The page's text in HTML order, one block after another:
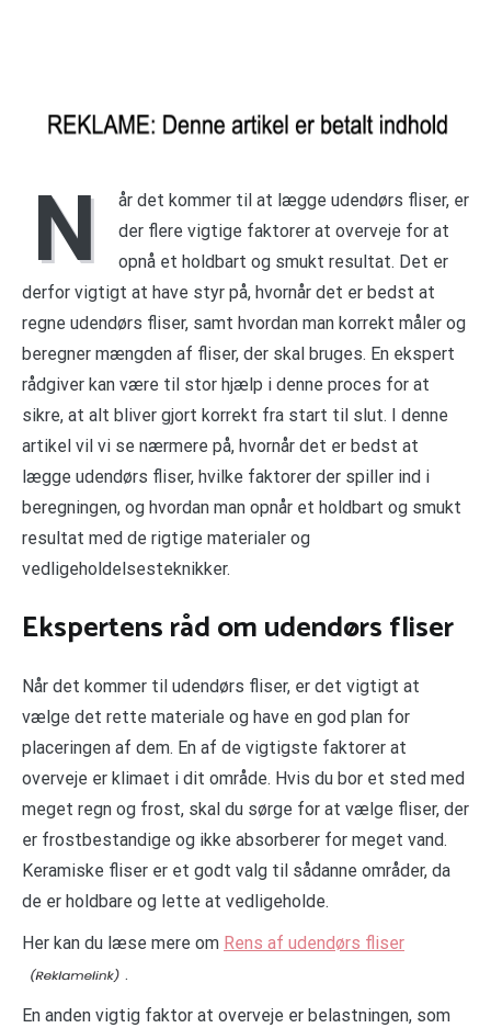
N
år det kommer til at lægge udendørs fliser, er
der flere vigtige faktorer at overveje for at
opnå et holdbart og smukt resultat. Det er
derfor vigtigt at have styr på, hvornår det er bedst at
regne udendørs fliser, samt hvordan man korrekt måler og
beregner mængden af fliser, der skal bruges. En ekspert
rådgiver kan være til stor hjælp i denne proces for at
sikre, at alt bliver gjort korrekt fra start til slut. I denne
artikel vil vi se nærmere på, hvornår det er bedst at
lægge udendørs fliser, hvilke faktorer der spiller ind i
beregningen, og hvordan man opnår et holdbart og smukt
resultat med de rigtige materialer og
vedligeholdelsesteknikker.
Ekspertens råd om udendørs fliser
Når det kommer til udendørs fliser, er det vigtigt at
vælge det rette materiale og have en god plan for
placeringen af dem. En af de vigtigste faktorer at
overveje er klimaet i dit område. Hvis du bor et sted med
meget regn og frost, skal du sørge for at vælge fliser, der
er frostbestandige og ikke absorberer for meget vand.
Keramiske fliser er et godt valg til sådanne områder, da
de er holdbare og lette at vedligeholde.
Her kan du læse mere om Rens af udendørs fliser
.
En anden vigtig faktor at overveje er belastningen, som